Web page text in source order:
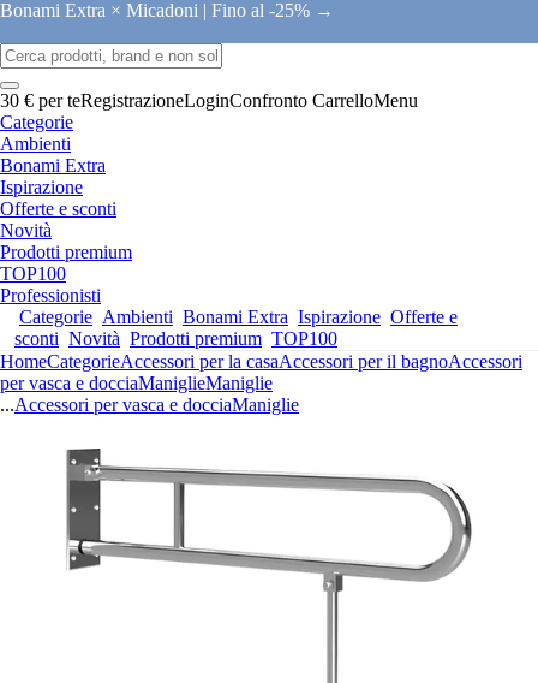
Bonami Extra × Micadoni | Fino al -25% →
30 € per teRegistrazioneLoginConfronto CarrelloMenu
Categorie
Ambienti
Bonami Extra
Ispirazione
Offerte e sconti
Novità
Prodotti premium
TOP100
Professionisti
Categorie Ambienti Bonami Extra Ispirazione Offerte e
sconti Novità Prodotti premium TOP100
HomeCategorieAccessori per la casaAccessori per il bagnoAccessori
per vasca e docciaManiglieManiglie
...Accessori per vasca e docciaManiglie